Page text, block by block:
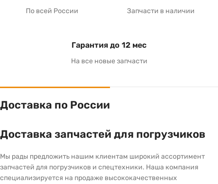
По всей России Запчасти в наличии
Гарантия до 12 мес
На все новые запчасти
Доставка по России
Доставка запчастей для погрузчиков
Мы рады предложить нашим клиентам широкий ассортимент
запчастей для погрузчиков и спецтехники. Наша компания
специализируется на продаже высококачественных